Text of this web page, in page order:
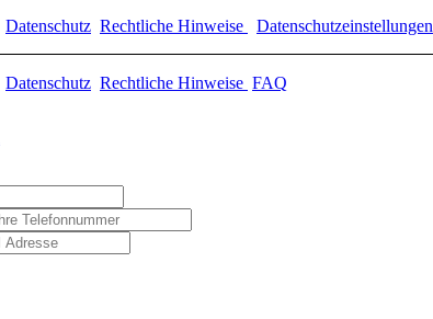
Datenschutz Rechtliche Hinweise Datenschutzeinstellungen
Datenschutz Rechtliche Hinweise FAQ